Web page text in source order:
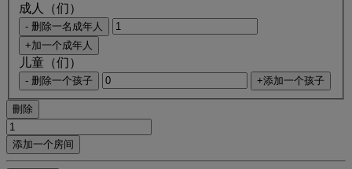
成人（们）
- 删除一名成年人
+加一个成年人
儿童（们）
- 删除一个孩子 +添加一个孩子
刪除
添加一个房间